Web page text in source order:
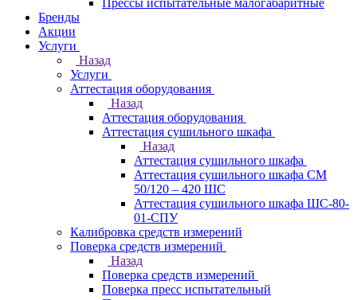
Прессы испытательные малогабаритные
Бренды
Акции
Услуги
Назад
Услуги
Аттестация оборудования
Назад
Аттестация оборудования
Аттестация сушильного шкафа
Назад
Аттестация сушильного шкафа
Аттестация сушильного шкафа СМ
50/120 – 420 ШС
Аттестация сушильного шкафа ШС-80-
01-СПУ
Калибровка средств измерений
Поверка средств измерений
Назад
Поверка средств измерений
Поверка пресс испытательный